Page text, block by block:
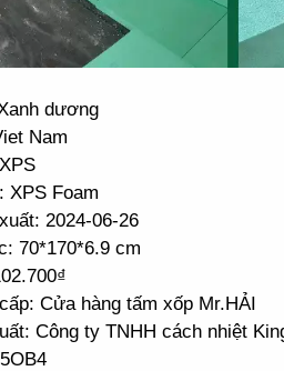
dương
Nam
XPS Foam
2024-06-26
70*170*6.9 cm
Cửa hàng tấm xốp Mr.HẢI
Công ty TNHH cách nhiệt